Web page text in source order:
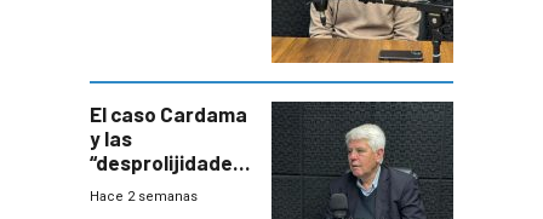
innovadora
El caso Cardama
y las
“desprolijidades”
que la
Hace 2 semanas